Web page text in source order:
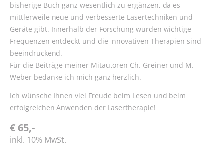
bisherige Buch ganz wesentlich zu ergänzen, da es
mittlerweile neue und verbesserte Lasertechniken und
Geräte gibt. Innerhalb der Forschung wurden wichtige
Frequenzen entdeckt und die innovativen Therapien sind
beeindruckend.
Für die Beiträge meiner Mitautoren Ch. Greiner und M.
Weber bedanke ich mich ganz herzlich.
Ich wünsche Ihnen viel Freude beim Lesen und beim
erfolgreichen Anwenden der Lasertherapie!
€ 65,-
inkl. 10% MwSt.